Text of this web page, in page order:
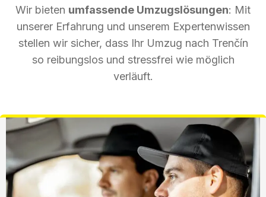
Wir bieten umfassende Umzugslösungen: Mit
unserer Erfahrung und unserem Expertenwissen
stellen wir sicher, dass Ihr Umzug nach Trenčín
so reibungslos und stressfrei wie möglich
verläuft.